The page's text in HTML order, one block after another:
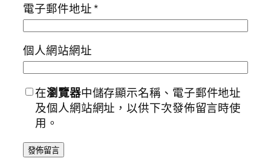
電子郵件地址*
個人網站網址
在瀏覽器中儲存顯示名稱、電子郵件地址
及個人網站網址，以供下次發佈留言時使
用。